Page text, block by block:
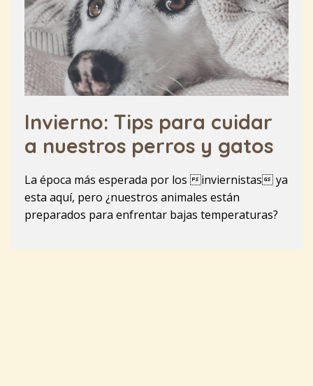
Invierno: Tips para cuidar
a nuestros perros y gatos
La época más esperada por los inviernistas ya
esta aquí, pero ¿nuestros animales están
preparados para enfrentar bajas temperaturas?